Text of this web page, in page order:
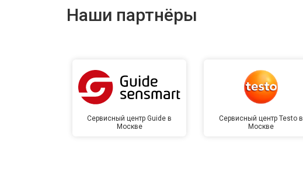
Наши партнёры
Сервисный центр Guide в
Москве
Сервисный центр Testo в
Москве